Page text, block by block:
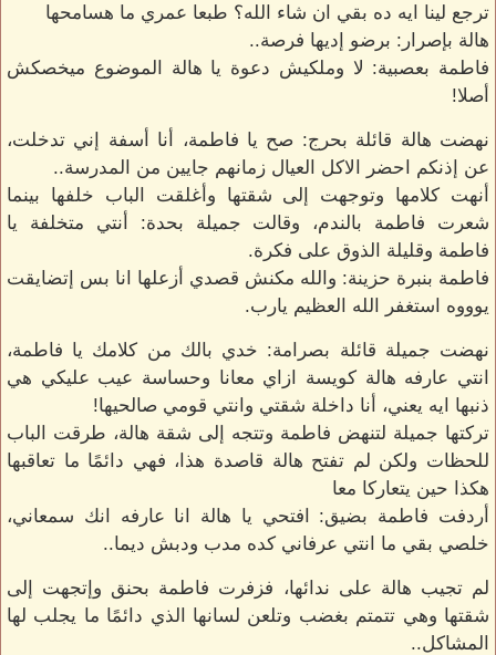
ترجع لينا ايه ده بقي ان شاء الله؟ طبعا عمري ما هسامحها
هالة بإصرار: برضو إديها فرصة..
فاطمة بعصبية: لا وملكيش دعوة يا هالة الموضوع ميخصكش
أصلا!
نهضت هالة قائلة بحرج: صح يا فاطمة، أنا أسفة إني تدخلت،
عن إذنكم احضر الاكل العيال زمانهم جايين من المدرسة..
أنهت كلامها وتوجهت إلى شقتها وأغلقت الباب خلفها بينما
شعرت فاطمة بالندم، وقالت جميلة بحدة: أنتي متخلفة يا
فاطمة وقليلة الذوق على فكرة.
فاطمة بنبرة حزينة: والله مكنش قصدي أزعلها انا بس إتضايقت
يوووه استغفر الله العظيم يارب.
نهضت جميلة قائلة بصرامة: خدي بالك من كلامك يا فاطمة،
انتي عارفه هالة كويسة ازاي معانا وحساسة عيب عليكي هي
ذنبها ايه يعني، أنا داخلة شقتي وانتي قومي صالحيها!
تركتها جميلة لتنهض فاطمة وتتجه إلى شقة هالة، طرقت الباب
للحظات ولكن لم تفتح هالة قاصدة هذا، فهي دائمًا ما تعاقبها
هكذا حين يتعاركا معا
أردفت فاطمة بضيق: افتحي يا هالة انا عارفه انك سمعاني،
خلصي بقي ما انتي عرفاني كده مدب ودبش ديما..
لم تجيب هالة على ندائها، فزفرت فاطمة بحنق وإتجهت إلى
شقتها وهي تتمتم بغضب وتلعن لسانها الذي دائمًا ما يجلب لها
المشاكل..